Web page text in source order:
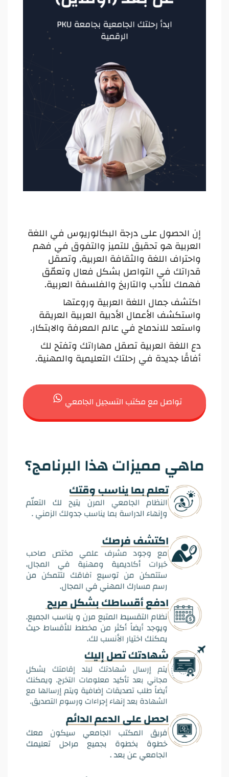
إن الحصول على درجة البكالوريوس في اللغة
العربية هو تحقيق للتميز والتفوق في فهم
واحتراف اللغة والثقافة العربية, وتصقل
قدراتك في التواصل بشكل فعال وتعمّق
فهمك للأدب والتاريخ والفلسفة العربية.
اكتشف جمال اللغة العربية وروعتها
واستكشف الأعمال الأدبية العربية العريقة
واستعد للاندماج في عالم المعرفة والابتكار.
دع اللغة العربية تصقل مهاراتك وتفتح لك
أفاقًا جديدة في رحلتك التعليمية والمهنية.
تواصل مع مكتب التسجيل الجامعي